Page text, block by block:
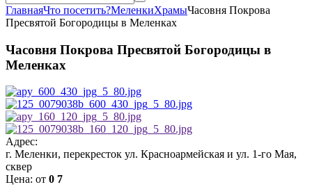
ГлавнаяЧто посетить?МеленкиХрамыЧасовня Покрова
Пресвятой Богородицы в Меленках
Часовня Покрова Пресвятой Богородицы в
Меленках
Адрес:
г. Меленки, перекресток ул. Красноармейская и ул. 1-го Мая,
сквер
Цена: от 0 7